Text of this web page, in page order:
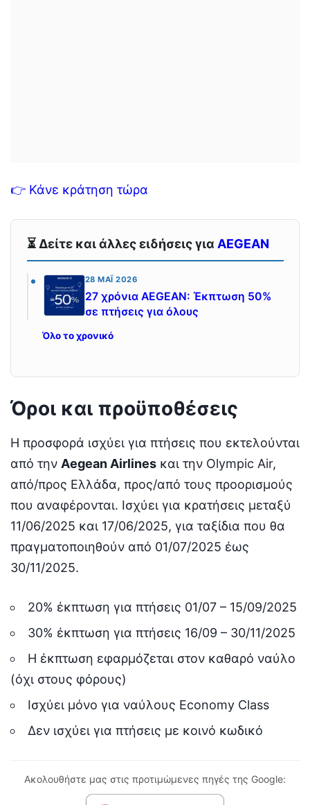
👉 Κάνε κράτηση τώρα
⏳ Δείτε και άλλες ειδήσεις για AEGEAN
28 ΜΆΙ 2026
27 χρόνια AEGEAN: Έκπτωση 50%
σε πτήσεις για όλους
Όλο το χρονικό
Όροι και προϋποθέσεις
Η προσφορά ισχύει για πτήσεις που εκτελούνται
από την Aegean Airlines και την Olympic Air,
από/προς Ελλάδα, προς/από τους προορισμούς
που αναφέρονται. Ισχύει για κρατήσεις μεταξύ
11/06/2025 και 17/06/2025, για ταξίδια που θα
πραγματοποιηθούν από 01/07/2025 έως
30/11/2025.
20% έκπτωση για πτήσεις 01/07 – 15/09/2025
30% έκπτωση για πτήσεις 16/09 – 30/11/2025
Η έκπτωση εφαρμόζεται στον καθαρό ναύλο
(όχι στους φόρους)
Ισχύει μόνο για ναύλους Economy Class
Δεν ισχύει για πτήσεις με κοινό κωδικό
Ακολουθήστε μας στις προτιμώμενες πηγές της Google: